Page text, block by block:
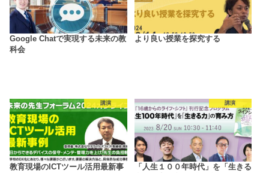
Google Chatで実現する未来の教
科会
より良い授業を探究する
講演
教育現場のICTツール活用最新事
講演
「人生１００年時代」を「生きる